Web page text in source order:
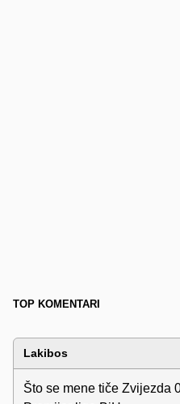
TOP KOMENTARI
Lakibos
Što se mene tiče Zvijezda